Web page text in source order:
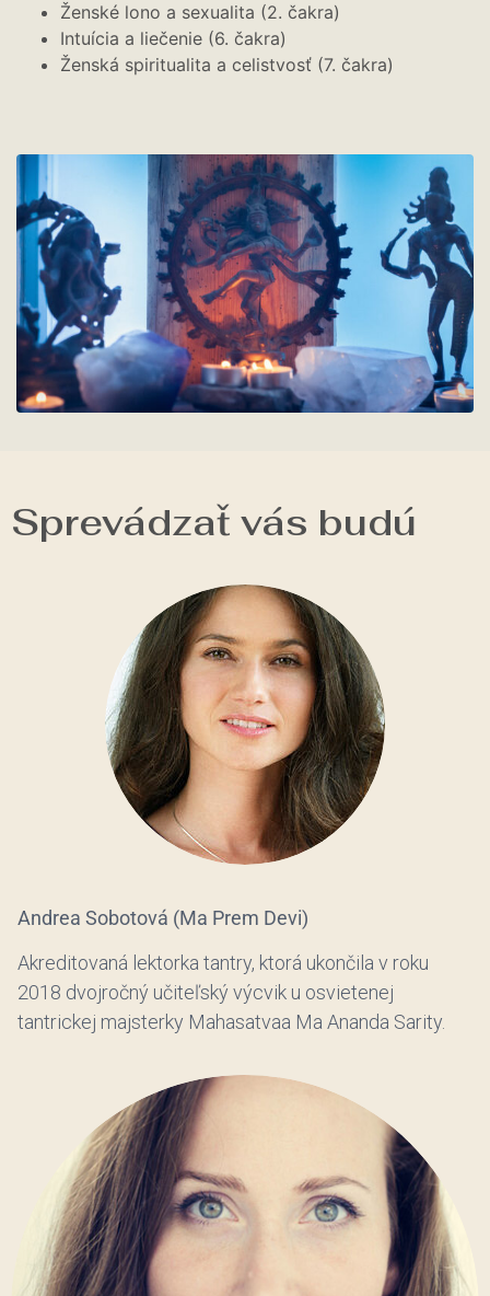
Ženské lono a sexualita (2. čakra)
Intuícia a liečenie (6. čakra)
Ženská spiritualita a celistvosť (7. čakra)
Sprevádzať vás budú
Andrea Sobotová (Ma Prem Devi)
Akreditovaná lektorka tantry, ktorá ukončila v roku
2018 dvojročný učiteľský výcvik u osvietenej
tantrickej majsterky Mahasatvaa Ma Ananda Sarity.